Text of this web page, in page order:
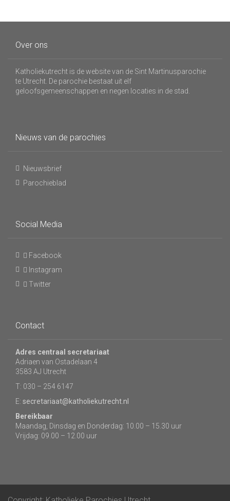
Over ons
Katholiekutrecht is de website van de Sint Martinusparochie
te Utrecht. De parochie bestaat uit elf
geloofsgemeenschappen en negen locaties in de stad.
Nieuws van de parochies
Nieuwsbrief
Parochieblad
Social Media
Facebook
Instagram
Twitter
Contact
Adres centraal secretariaat
Adriaen van Ostadelaan 4
3583 AJ Utrecht
T: 030 – 254 6147
E: secretariaat@katholiekutrecht.nl
Bereikbaar
Maandag, Dinsdag en Donderdag: 10.00 – 15.30 uur
Vrijdag: 09.00 – 12.00 uur